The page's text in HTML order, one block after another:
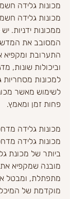
מכונות גלידה
מכונות גלידה
ממכונות ידניות.
המסובב את
התערובת ומקפיא
וביכולות שונות,
למכונות מסחריות
לשימוש מאשר
פחות זמן ומאמץ.
מכונות גלידה
מכונות גלידה
ביותר של מכונת
מובנה שמקפיא
מתפתלת, ומבטל
מוקדמת של